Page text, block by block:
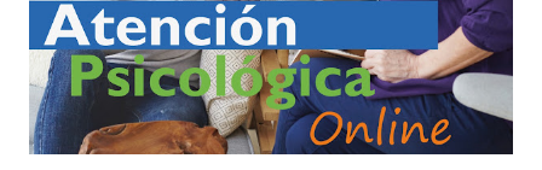
SESIÓN DE PSICOLOGÍA ATENCIÓN PSICOLÓGICA VIRTUAL
Terapia Individual, Niños, adolescentes o Adultos) 80 Soles la
sesión psicológica Terapia de pareja ...